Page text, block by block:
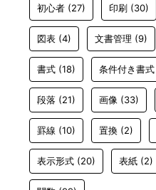
初心者 (27) 印刷 (30)
図表 (4) 文書管理 (9)
書式 (18) 条件付き書式
段落 (21) 画像 (33)
罫線 (10) 置換 (2)
表示形式 (20) 表紙 (2)